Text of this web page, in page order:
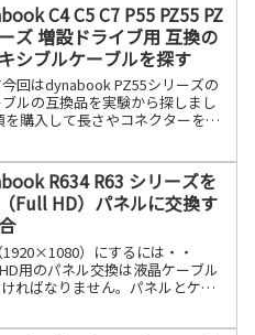
C4 C5 C7 P55 PZ55 PZ
ズ 増設ドライブ用 互換の
シブルケーブルを探す
回はdynabook PZ55シリーズの
ルの互換品を実験から探しまし
購入して長さやコネクターを合
R634 R63 シリーズを
Full HD）パネルに交換す
）にするには・・
用のパネル交換は液晶ケーブル
ればなりません。パネルとケー